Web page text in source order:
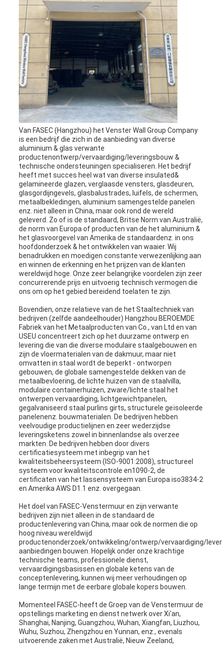
Van FASEC (Hangzhou) het Venster Wall Group Company
is een bedrijf die zich in de aanbieding van diverse
aluminium & glas verwante
productenontwerp/vervaardiging/leveringsbouw &
technische ondersteuningen specialiseren. Het bedrijf
heeft met succes heel wat van diverse insulated&
gelamineerde glazen, verglaasde vensters, glasdeuren,
glasgordijngevels, glasbalustrades, luifels, de schermen,
metaalbekledingen, aluminium samengestelde panelen
enz. niet alleen in China, maar ook rond de wereld
geleverd. Zo of is de standaard, Britse Norm van Australië,
de norm van Europa of producten van de het aluminium &
het glasvoorgevel van Amerika de standaardenz. in ons
hoofdonderzoek & het ontwikkelen van waaier. Wij
benadrukken en moedigen constante verwezenlijking aan
en winnen de erkenning en het prijzen van de klanten
wereldwijd hoge. Onze zeer belangrijke voordelen zijn zeer
concurrerende prijs en uitvoerig technisch vermogen die
ons om op het gebied bereidend toelaten te zijn.
Bovendien, onze relatieve van de het Staaltechniek van
bedrijven (zelfde aandeelhouder) Hangzhou BEROEMDE
Fabriek van het Metaalproducten van Co., van Ltd en van
USEU concentreert zich op het duurzame ontwerp en
levering die van die diverse modulaire staalgebouwen en
zijn de vloermaterialen van de dakmuur, maar niet
omvatten in staal wordt de beperkt - ontworpen
gebouwen, de globale samengestelde dekken van de
metaalbevloering, de lichte huizen van de staalvilla,
modulaire containerhuizen, zware/lichte staal het
ontwerpen vervaardiging, lichtgewichtpanelen,
gegalvaniseerd staal purlins girts, structurele geïsoleerde
panelenenz. bouwmaterialen. De bedrijven hebben
veelvoudige productielijnen en zeer wederzijdse
leveringsketens zowel in binnenlandse als overzee
markten. De bedrijven hebben door divers
certificatiesysteem met inbegrip van het
kwaliteitsbeheersysteem (ISO-9001:2008), structureel
systeem voor kwaliteitscontrole en1090-2, de
certificaten van het lassensysteem van Europa iso3834-2
en Amerika AWS D1.1 enz. overgegaan.
Het doel van FASEC-Venstermuur en zijn verwante
bedrijven zijn niet alleen in de standaard de
productenlevering van China, maar ook de normen die op
hoog niveau wereldwijd
productenonderzoek/ontwikkeling/ontwerp/vervaardiging/
aanbiedingen bouwen. Hopelijk onder onze krachtige
technische teams, professionele dienst,
vervaardigingsbasissen en globale ketens van de
conceptenlevering, kunnen wij meer verhoudingen op
lange termijn met de eerbare globale kopers bouwen.
Momenteel FASEC-heeft de Groep van de Venstermuur de
opstellings marketing en dienst netwerk over Xi'an,
Shanghai, Nanjing, Guangzhou, Wuhan, Xiangfan, Liuzhou,
Wuhu, Suzhou, Zhengzhou en Yunnan, enz., evenals
uitvoerende zaken met Australië, Nieuw Zeeland,